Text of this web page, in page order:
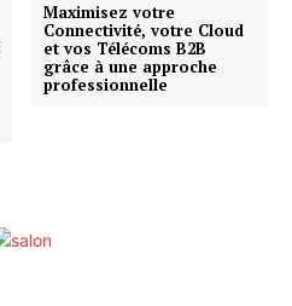
Maximisez votre
Connectivité, votre Cloud
et vos Télécoms B2B
grâce à une approche
professionnelle